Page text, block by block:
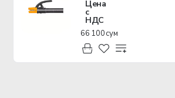
Цена
с
НДС
66 100 сум